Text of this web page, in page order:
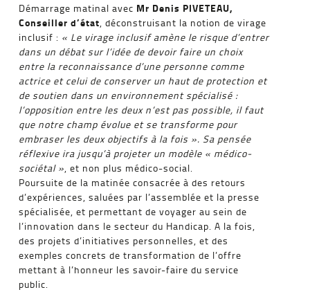
Démarrage matinal avec Mr Denis PIVETEAU,
Conseiller d’état, déconstruisant la notion de virage
inclusif : « Le virage inclusif amène le risque d’entrer
dans un débat sur l’idée de devoir faire un choix
entre la reconnaissance d’une personne comme
actrice et celui de conserver un haut de protection et
de soutien dans un environnement spécialisé :
l’opposition entre les deux n’est pas possible, il faut
que notre champ évolue et se transforme pour
embraser les deux objectifs à la fois ». Sa pensée
réflexive ira jusqu’à projeter un modèle « médico-
sociétal », et non plus médico-social.
Poursuite de la matinée consacrée à des retours
d’expériences, saluées par l’assemblée et la presse
spécialisée, et permettant de voyager au sein de
l’innovation dans le secteur du Handicap. A la fois,
des projets d’initiatives personnelles, et des
exemples concrets de transformation de l’offre
mettant à l’honneur les savoir-faire du service
public.